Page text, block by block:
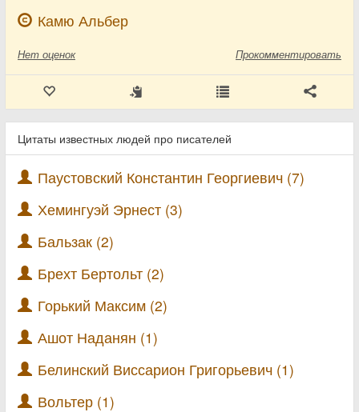
Камю Альбер
Нет оценок Прокомментировать
Цитаты известных людей про писателей
Паустовский Константин Георгиевич (7)
Хемингуэй Эрнест (3)
Бальзак (2)
Брехт Бертольт (2)
Горький Максим (2)
Ашот Наданян (1)
Белинский Виссарион Григорьевич (1)
Вольтер (1)